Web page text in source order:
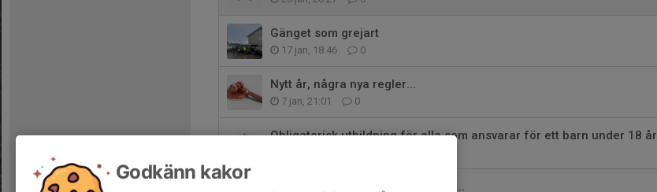
Gänget som grejart
17 jan, 18:46 0
Nytt år, några nya regler...
7 jan, 21:01 0
Obligatorisk utbildning för alla som ansvarar för ett barn under 18 år
Nytt verksamhetssystem på gång...
Godkänn kakor